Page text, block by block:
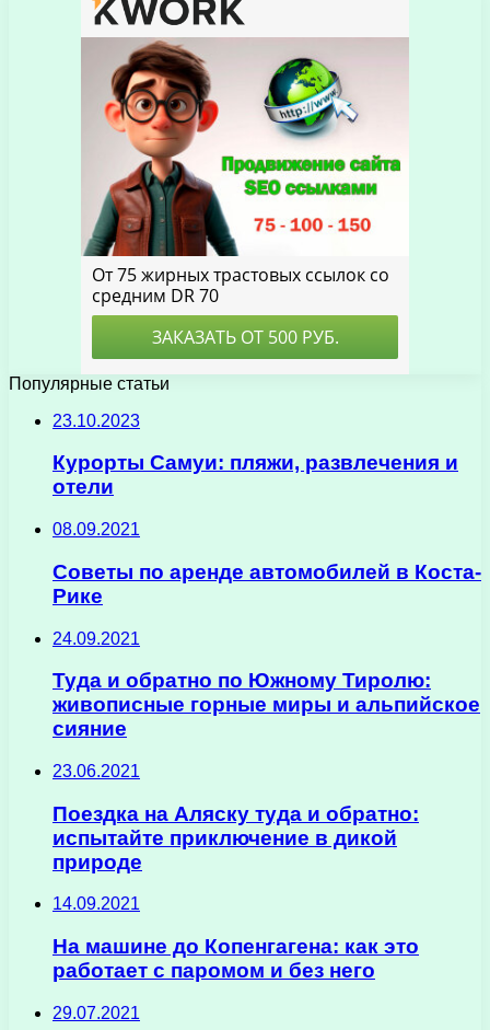
Популярные статьи
23.10.2023
Курорты Самуи: пляжи, развлечения и
отели
08.09.2021
Советы по аренде автомобилей в Коста-
Рике
24.09.2021
Туда и обратно по Южному Тиролю:
живописные горные миры и альпийское
сияние
23.06.2021
Поездка на Аляску туда и обратно:
испытайте приключение в дикой
природе
14.09.2021
На машине до Копенгагена: как это
работает с паромом и без него
29.07.2021